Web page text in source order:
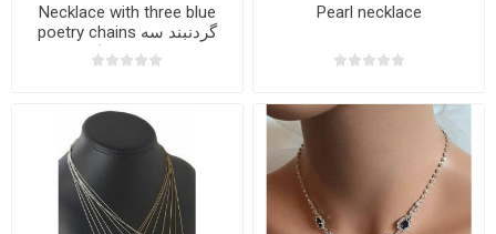
Necklace with three blue
poetry chains گردنبند سه
زنجیره شعرابعی
Pearl necklace